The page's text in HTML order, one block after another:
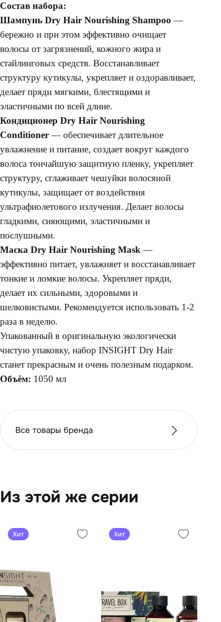
Состав набора:
Шампунь Dry Hair Nourishing Shampoo —
бережно и при этом эффективно очищает
волосы от загрязнений, кожного жира и
стайлинговых средств. Восстанавливает
структуру кутикулы, укрепляет и оздоравливает,
делает пряди мягкими, блестящими и
эластичными по всей длине.
Кондиционер Dry Hair Nourishing
Conditioner— обеспечивает длительное
увлажнение и питание, создает вокруг каждого
волоса тончайшую защитную пленку, укрепляет
структуру, сглаживает чешуйки волосяной
кутикулы, защищает от воздействия
ультрафиолетового излучения. Делает волосы
гладкими, сияющими, эластичными и
послушными.
Маска Dry Hair Nourishing Mask —
эффективно питает, увлажняет и восстанавливает
тонкие и ломкие волосы. Укрепляет пряди,
делает их сильными, здоровыми и
шелковистыми. Рекомендуется использовать 1-2
раза в неделю.
Упакованный в оригинальную экологически
чистую упаковку, набор INSIGHT Dry Hair
станет прекрасным и очень полезным подарком.
Объём: 1050 мл
Все товары бренда
Из этой же серии
Хит Хит